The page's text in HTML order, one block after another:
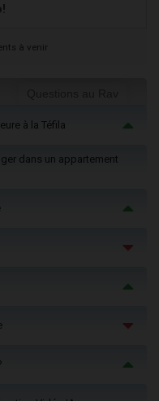
à venir
à la Téfila
dans un appartement